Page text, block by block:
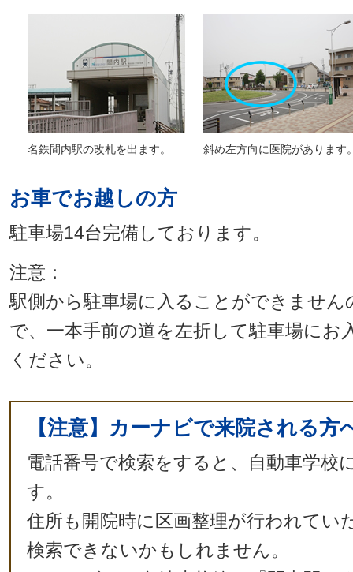
名鉄間内駅の改札を出ます。 斜め左方向に医院があります
お車でお越しの方
駐車場14台完備しております。
注意：
駅側から駐車場に入ることができません
で、一本手前の道を左折して駐車場にお
ください。
【注意】カーナビで来院される方
電話番号で検索をすると、自動車学校
す。
住所も開院時に区画整理が行われてい
検索できないかもしれません。